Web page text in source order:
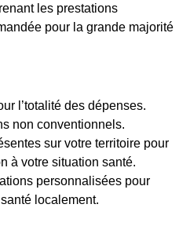
les prestations
pour la grande majorité
l’totalité des dépenses.
non conventionnels.
sur votre territoire pour
à votre situation santé.
personnalisées pour
localement.